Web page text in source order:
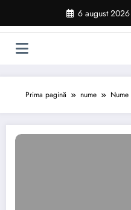
conținut
6 august 2026
Prima pagină nume